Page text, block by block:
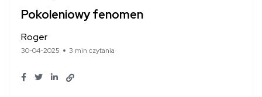
Pokoleniowy fenomen
Roger
30-04-2025 3 min czytania